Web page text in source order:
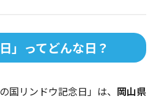
」ってどんな日？
国リンドウ記念日」は、 岡山県